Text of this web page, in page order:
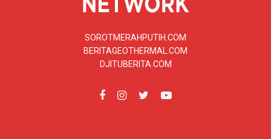
SOROTMERAHPUTIH.COM
BERITAGEOTHERMAL.COM
DJITUBERITA.COM